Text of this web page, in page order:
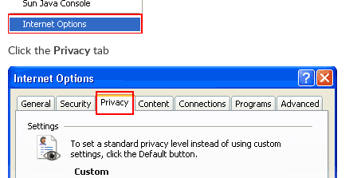
Click the Privacytab